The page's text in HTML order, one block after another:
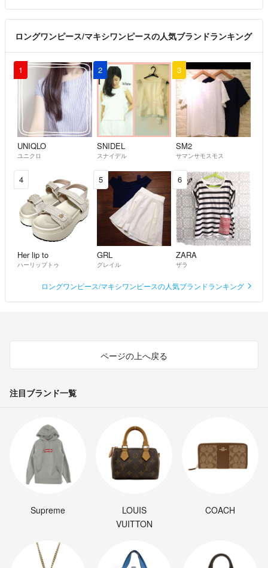
ロングワンピース/マキシワンピースの人気ブランドランキング
1
UNIQLO
ユニクロ
2
SNIDEL
スナイデル
3
SM2
サマンサモスモス
4
Her lip to
ハーリップトゥ
5
GRL
グレイル
6
ZARA
ザラ
ロングワンピース/マキシワンピースの人気ブランドランキング
ページの上へ戻る
注目ブランド一覧
Supreme
LOUIS
VUITTON
COACH